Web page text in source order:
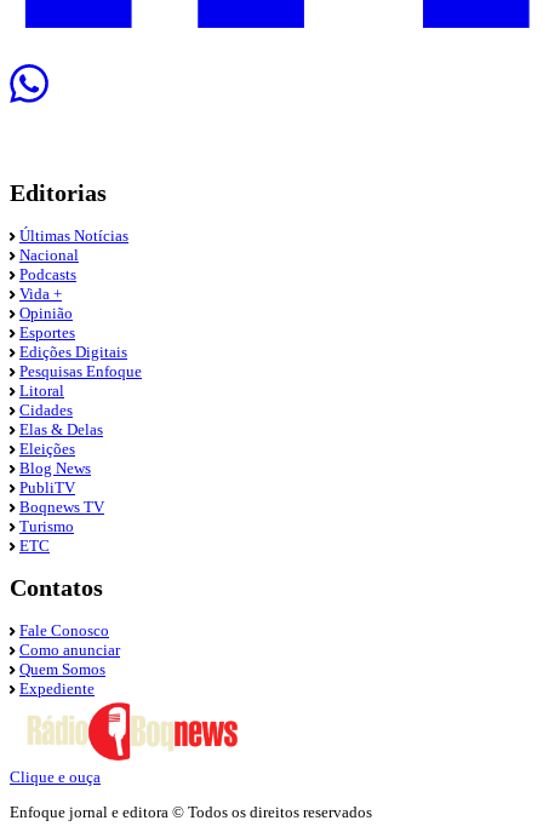
Editorias
Últimas Notícias
Nacional
Podcasts
Vida +
Opinião
Esportes
Edições Digitais
Pesquisas Enfoque
Litoral
Cidades
Elas & Delas
Eleições
Blog News
PubliTV
Boqnews TV
Turismo
ETC
Contatos
Fale Conosco
Como anunciar
Quem Somos
Expediente
Clique e ouça
Enfoque jornal e editora © Todos os direitos reservados